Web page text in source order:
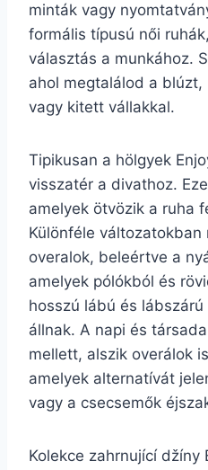
minták vagy
formális típusú női
választás a munkához.
ahol megtalálod a blúzt,
vagy kitett vállakkal.
Tipikusan a hölgyek
visszatér a divathoz.
amelyek ötvözik a ruha
Különféle
overalok, beleértve a
amelyek pólókból és
hosszú lábú és
állnak. A napi és
mellett, alszik overálok
amelyek alternatívát
vagy a csecsemők
Kolekce zahrnující džíny